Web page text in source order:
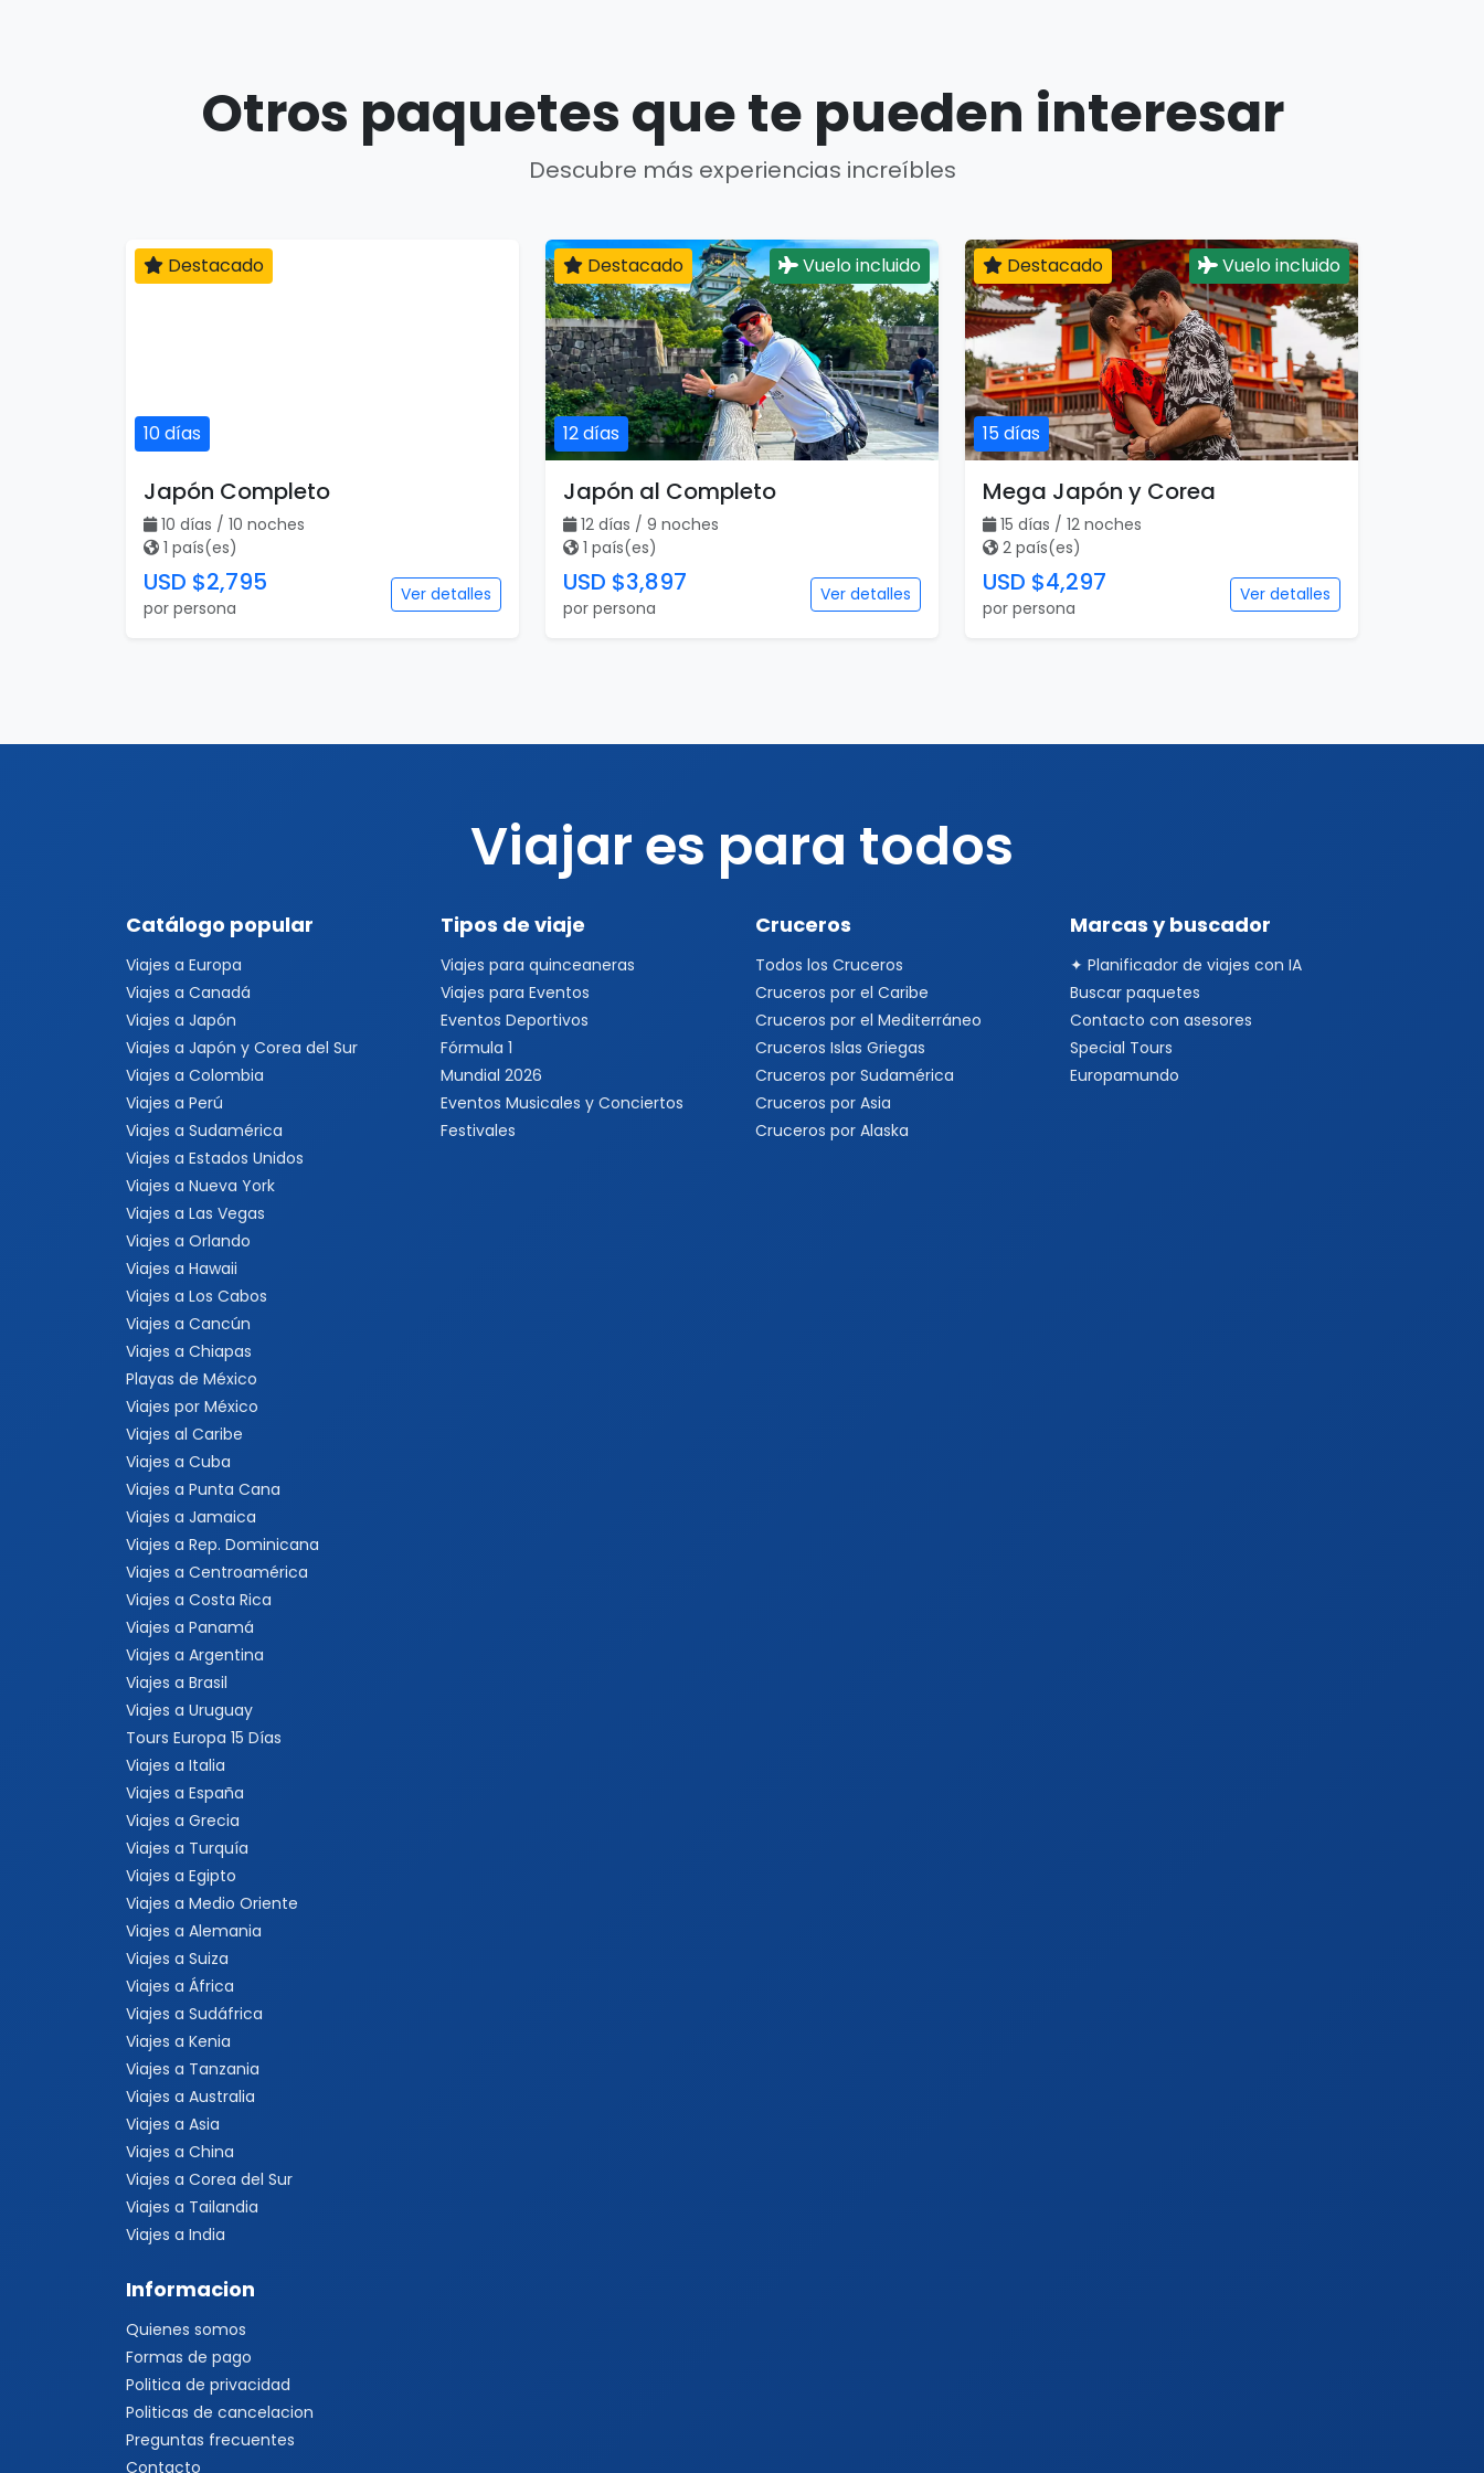
Otros paquetes que te pueden interesar
Descubre más experiencias increíbles
10 días
Destacado
Japón Completo
10 días / 10 noches
1 país(es)
USD $2,795
por persona
Ver detalles
12 días
Destacado Vuelo incluido
Japón al Completo
12 días / 9 noches
1 país(es)
USD $3,897
por persona
Ver detalles
15 días
Destacado Vuelo incluido
Mega Japón y Corea
15 días / 12 noches
2 país(es)
USD $4,297
por persona
Ver detalles
Viajar es para todos
Catálogo popular
Viajes a Europa
Viajes a Canadá
Viajes a Japón
Viajes a Japón y Corea del Sur
Viajes a Colombia
Viajes a Perú
Viajes a Sudamérica
Viajes a Estados Unidos
Viajes a Nueva York
Viajes a Las Vegas
Viajes a Orlando
Viajes a Hawaii
Viajes a Los Cabos
Viajes a Cancún
Viajes a Chiapas
Playas de México
Viajes por México
Viajes al Caribe
Viajes a Cuba
Viajes a Punta Cana
Viajes a Jamaica
Viajes a Rep. Dominicana
Viajes a Centroamérica
Viajes a Costa Rica
Viajes a Panamá
Viajes a Argentina
Viajes a Brasil
Viajes a Uruguay
Tours Europa 15 Días
Viajes a Italia
Viajes a España
Viajes a Grecia
Viajes a Turquía
Viajes a Egipto
Viajes a Medio Oriente
Viajes a Alemania
Viajes a Suiza
Viajes a África
Viajes a Sudáfrica
Viajes a Kenia
Viajes a Tanzania
Viajes a Australia
Viajes a Asia
Viajes a China
Viajes a Corea del Sur
Viajes a Tailandia
Viajes a India
Tipos de viaje
Viajes para quinceaneras
Viajes para Eventos
Eventos Deportivos
Fórmula 1
Mundial 2026
Eventos Musicales y Conciertos
Festivales
Cruceros
Todos los Cruceros
Cruceros por el Caribe
Cruceros por el Mediterráneo
Cruceros Islas Griegas
Cruceros por Sudamérica
Cruceros por Asia
Cruceros por Alaska
Marcas y buscador
✦ Planificador de viajes con IA
Buscar paquetes
Contacto con asesores
Special Tours
Europamundo
Informacion
Quienes somos
Formas de pago
Politica de privacidad
Politicas de cancelacion
Preguntas frecuentes
Contacto